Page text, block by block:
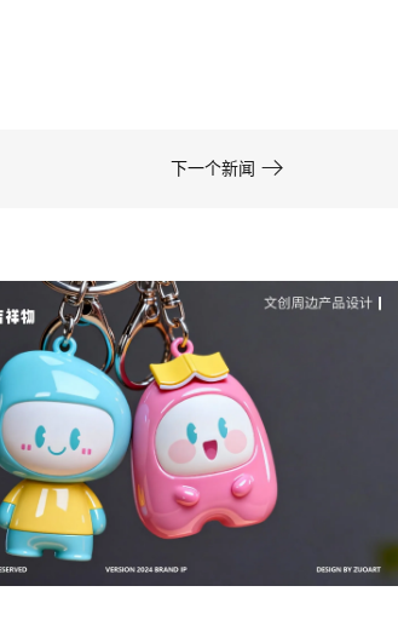
下一个新闻 
牌IP设计的视觉体系 | IP设计公司-佐
案设计